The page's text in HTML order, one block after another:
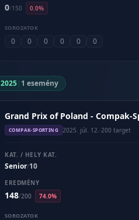
0/150 0.0%
SOROZATOK
0 0 0 0 0 0
2025| 1 esemény
Grand Prix of Poland - Compak-
COMPAK-SPORTING 2025. júl. 12. ·200 target
KAT. / HELY KAT.
Senior/10
EREDMÉNY
148/200 74.0%
SOROZATOK